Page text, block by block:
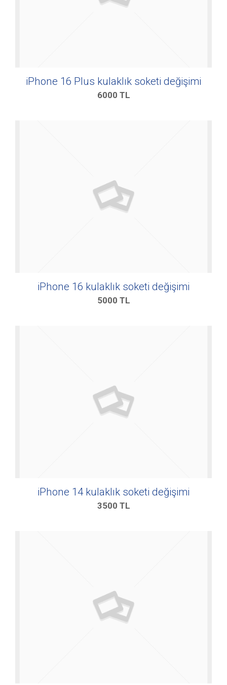
iPhone 16 Plus kulaklık soketi değişimi
6000 TL
iPhone 16 kulaklık soketi değişimi
5000 TL
iPhone 14 kulaklık soketi değişimi
3500 TL